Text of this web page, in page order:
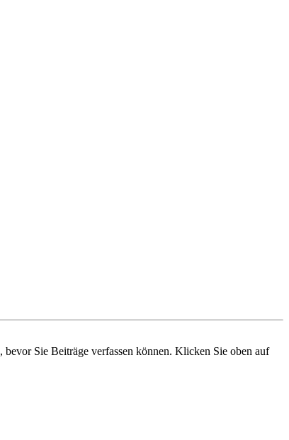
, bevor Sie Beiträge verfassen können. Klicken Sie oben auf